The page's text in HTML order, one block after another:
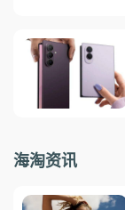
海淘资讯